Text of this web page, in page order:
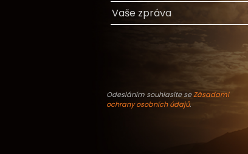
Odesláním souhlasíte seZásadami
ochrany osobních údajů.